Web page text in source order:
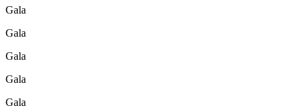
Gala
Gala
Gala
Gala
Gala